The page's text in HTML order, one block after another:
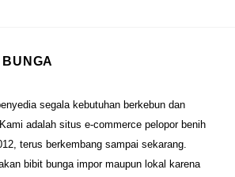
segala kebutuhan berkebun dan
adalah situs e-commerce pelopor benih
terus berkembang sampai sekarang.
bibit bunga impor maupun lokal karena